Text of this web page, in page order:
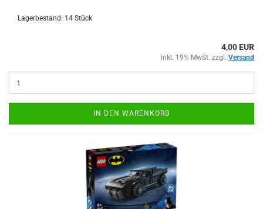
Lagerbestand: 14 Stück
4,00 EUR
inkl. 19% MwSt. zzgl. Versand
IN DEN WARENKORB